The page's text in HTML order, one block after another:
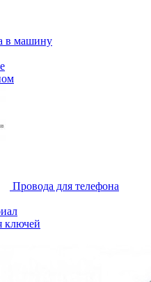
в машину
Провода для телефона
ключей